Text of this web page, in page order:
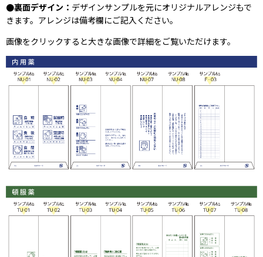
●裏面デザイン： デザインサンプルを元にオリジナルアレンジもで
きます。アレンジは備考欄にご記入ください。
画像をクリックすると大きな画像で詳細をご覧いただけます。